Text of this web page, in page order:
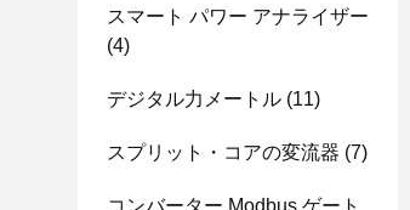
スマート パワー アナライザー
(4)
デジタル力メートル (11)
スプリット・コアの変流器 (7)
コンバーター Modbus ゲート